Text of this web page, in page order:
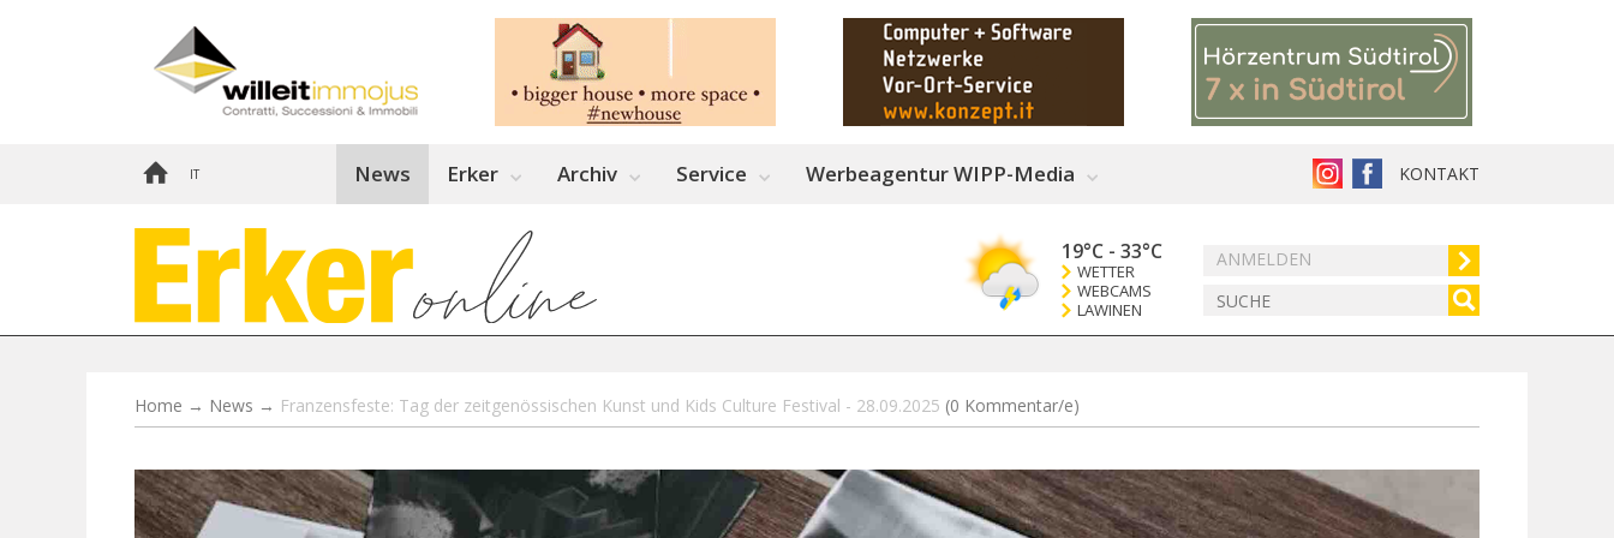
IT KONTAKT
News Erker Archiv Service Werbeagentur WIPP-Media
ANMELDEN
19°C - 33°C
WETTER
WEBCAMS
LAWINEN
Home → News → Franzensfeste: Tag der zeitgenössischen Kunst und Kids Culture Festival - 28.09.2025 (0 Kommentar/e)